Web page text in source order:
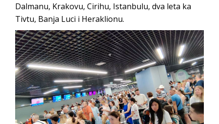
Dalmanu, Krakovu, Cirihu, Istanbulu, dva leta ka
Tivtu, Banja Luci i Heraklionu.